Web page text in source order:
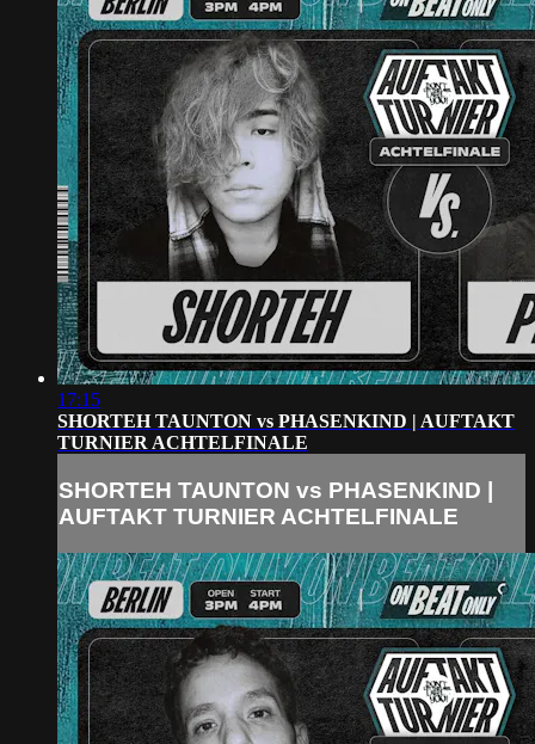
17:15
SHORTEH TAUNTON vs PHASENKIND | AUFTAKT
TURNIER ACHTELFINALE
SHORTEH TAUNTON vs PHASENKIND |
AUFTAKT TURNIER ACHTELFINALE